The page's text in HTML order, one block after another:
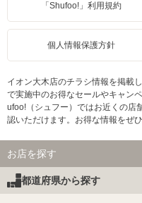
「Shufoo!」利用規約
個人情報保護方針
イオン大木店のチラシ情報を掲載
で実施中のお得なセールやキャン
ufoo!（シュフー）ではお近くの店
認いただけます。お得な情報をぜ
お店を探す
都道府県から探す